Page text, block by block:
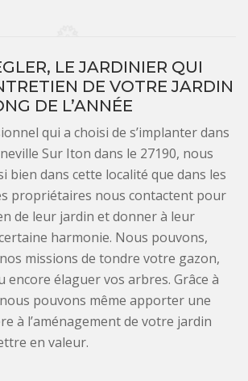
LE JARDINIER QUI
DE VOTRE JARDIN
DE L’ANNÉE
qui a choisi de s’implanter dans
Sur Iton dans le 27190, nous
bien dans cette localité que dans les
propriétaires nous contactent pour
de leur jardin et donner à leur
harmonie. Nous pouvons,
missions de tondre votre gazon,
encore élaguer vos arbres. Grâce à
pouvons même apporter une
à l’aménagement de votre jardin
en valeur.